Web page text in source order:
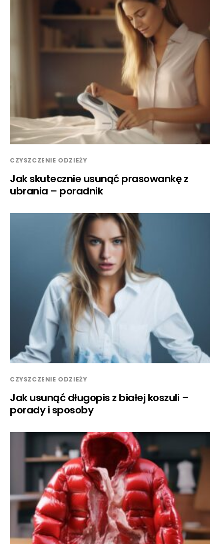
CZYSZCZENIE ODZIEŻY
Jak skutecznie usunąć prasowankę z
ubrania – poradnik
CZYSZCZENIE ODZIEŻY
Jak usunąć długopis z białej koszuli –
porady i sposoby